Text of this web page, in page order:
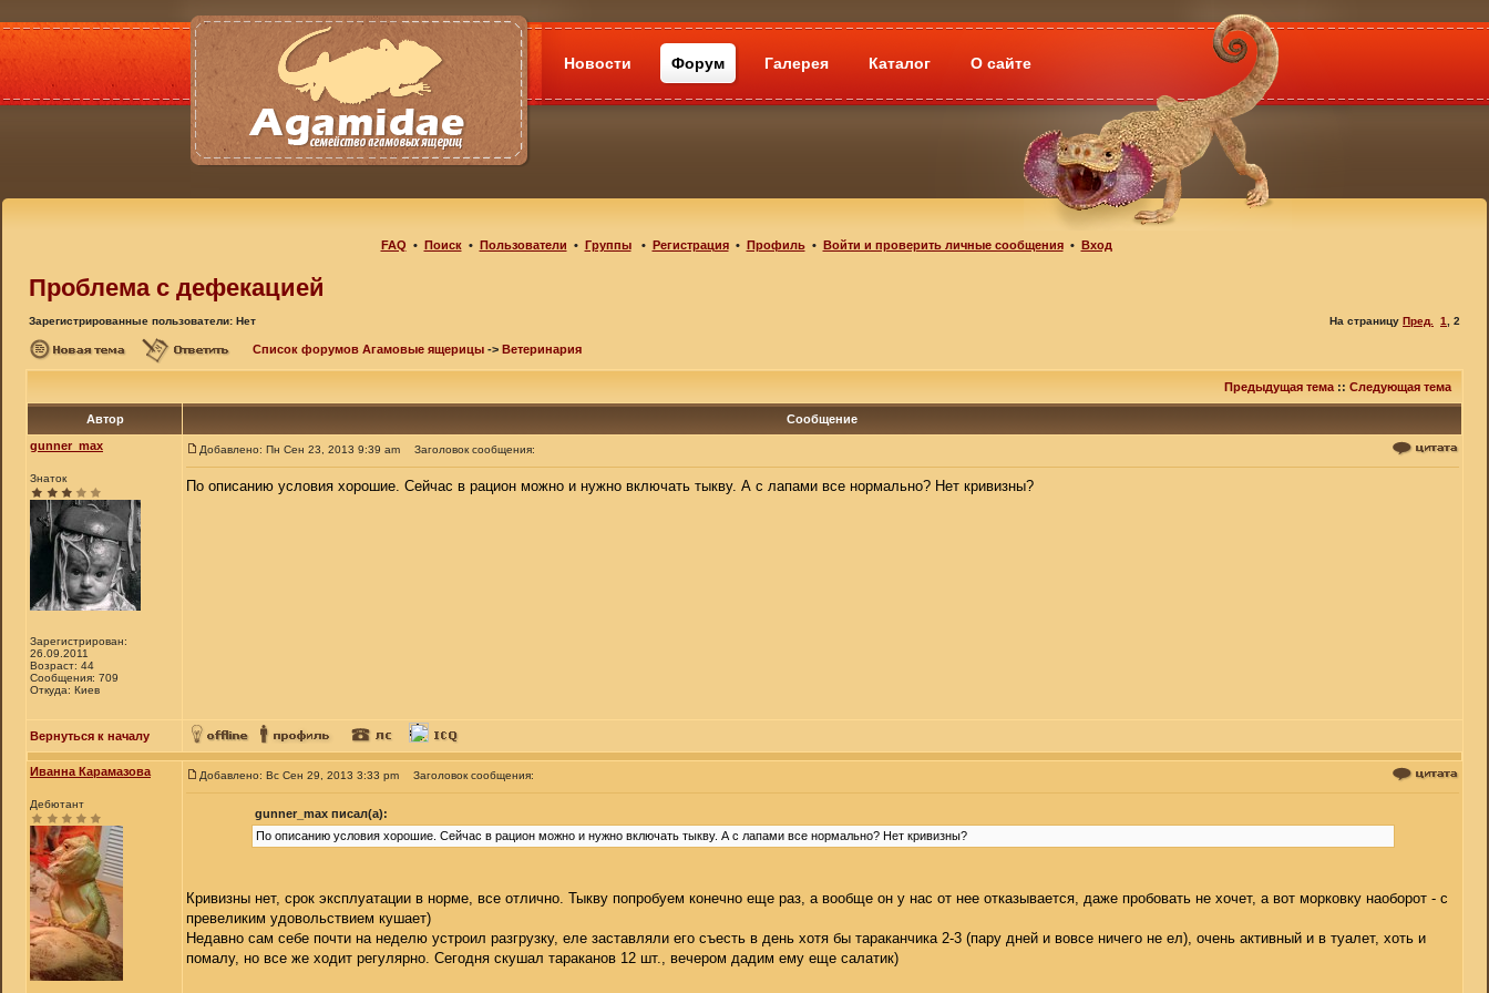
Новости Форум Галерея Каталог О сайте
FAQ • Поиск• Пользователи • Группы• Регистрация• Профиль• Войти и проверить личные сообщения• Вход
Проблема с дефекацией
Зарегистрированные пользователи: Нет На страницу Пред. 1 2
Список форумов Агамовые ящерицы -> Ветеринария
Предыдущая тема :: Следующая тема
Автор
Сообщение
gunner_max
Знаток
Зарегистрирован:
26.09.2011
Возраст: 44
Сообщения: 709
Откуда: Киев
Добавлено: Пн Сен 23, 2013 9:39 am Заголовок сообщения:
По описанию условия хорошие. Сейчас в рацион можно и нужно включать тыкву. А с лапами все нормально? Нет кривизны?
Вернуться к началу
Иванна Карамазова
Дебютант
Добавлено: Вс Сен 29, 2013 3:33 pm Заголовок сообщения:
gunner_max писал(а):
По описанию условия хорошие. Сейчас в рацион можно и нужно включать тыкву. А с лапами все нормально? Нет кривизны?
Кривизны нет, срок эксплуатации в норме, все отлично. Тыкву попробуем конечно еще раз, а вообще он у нас от нее отказывается, даже пробовать не хочет, а вот морковку наоборот - с
превеликим удовольствием кушает)
Недавно сам себе почти на неделю устроил разгрузку, еле заставляли его съесть в день хотя бы тараканчика 2-3 (пару дней и вовсе ничего не ел), очень активный и в туалет, хоть и
помалу, но все же ходит регулярно. Сегодня скушал тараканов 12 шт., вечером дадим ему еще салатик)